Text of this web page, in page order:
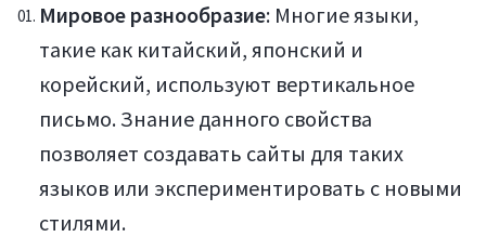
Мировое разнообразие: Многие языки,
такие как китайский, японский и
корейский, используют вертикальное
письмо. Знание данного свойства
позволяет создавать сайты для таких
языков или экспериментировать с новыми
стилями.